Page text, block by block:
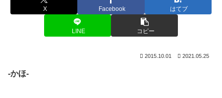
X Facebook はてブ
LINE コピー
2015.10.01 2021.05.25
-かほ-